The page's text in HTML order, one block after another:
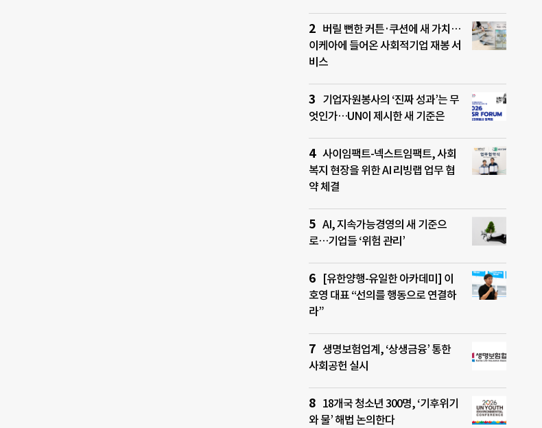
버릴 뻔한 커튼·쿠션에 새 가치…
이케아에 들어온 사회적기업 재봉 서
비스
기업자원봉사의 ‘진짜 성과’는 무
엇인가…UN이 제시한 새 기준은
사이임팩트-넥스트임팩트, 사회
복지 현장을 위한 AI 리빙랩 업무 협
약 체결
AI, 지속가능경영의 새 기준으
로…기업들 ‘위험 관리’
[유한양행-유일한 아카데미] 이
호영 대표 “선의를 행동으로 연결하
라”
생명보험업계, ‘상생금융’ 통한
사회공헌 실시
18개국 청소년 300명, ‘기후위기
와 물’ 해법 논의한다